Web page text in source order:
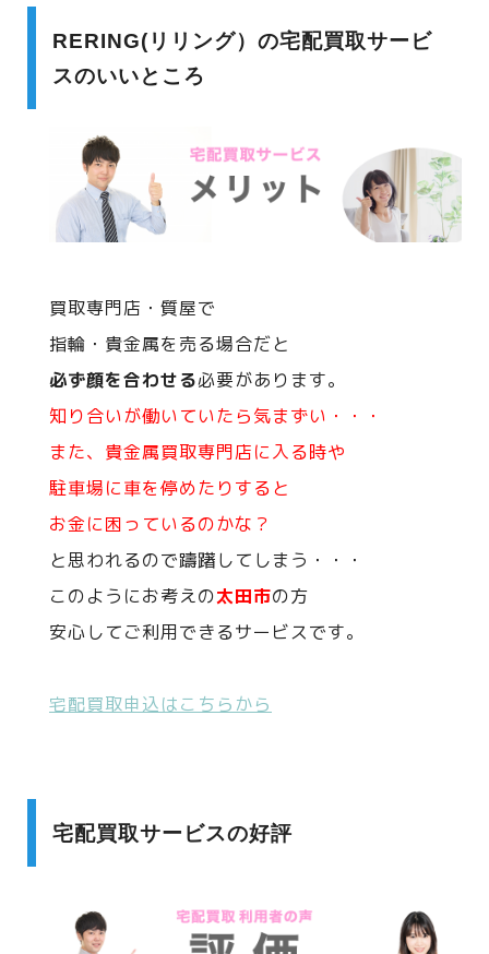
RERING(リリング）の宅配買取サービ
スのいいところ
買取専門店・質屋で
指輪・貴金属を売る場合だと
必ず顔を合わせる必要があります。
知り合いが働いていたら気まずい・・・
また、貴金属買取専門店に入る時や
駐車場に車を停めたりすると
お金に困っているのかな？
と思われるので躊躇してしまう・・・
このようにお考えの太田市の方
安心してご利用できるサービスです。
宅配買取申込はこちらから
宅配買取サービスの好評